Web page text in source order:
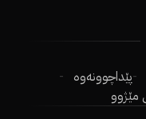
پێداچوونەوە